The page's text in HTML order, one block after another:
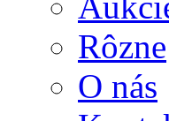
Rôzne
O nás